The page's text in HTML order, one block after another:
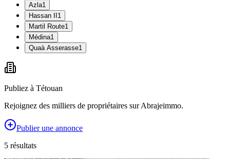
Azla1
Hassan II1
Martil Route1
Médina1
Quaà Asserasse1
Publiez à Tétouan
Rejoignez des milliers de propriétaires sur Abrajeimmo.
Publier une annonce
5 résultats